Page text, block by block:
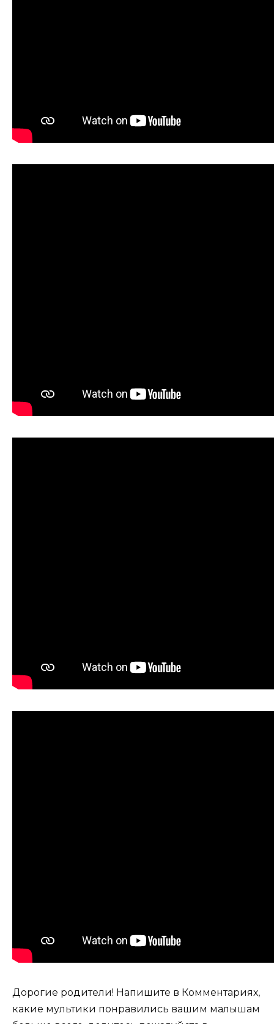
Дорогие родители! Напишите в Комментариях,
какие мультики понравились вашим малышам